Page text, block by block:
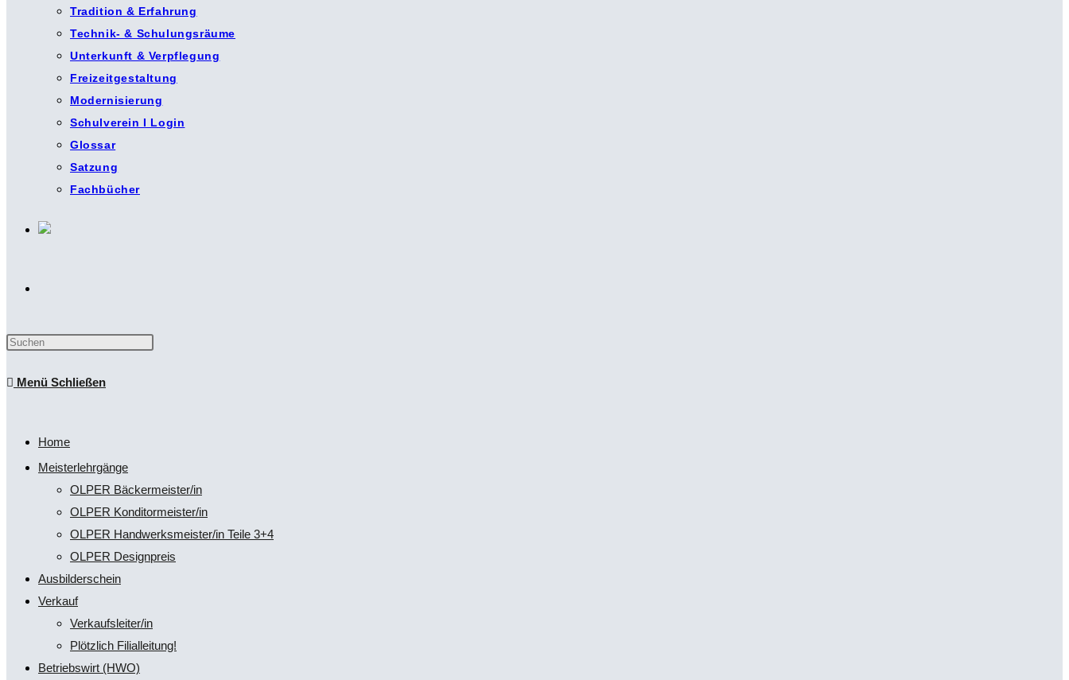
Tradition & Erfahrung
Technik- & Schulungsräume
Unterkunft & Verpflegung
Freizeitgestaltung
Modernisierung
Schulverein I Login
Glossar
Satzung
Fachbücher
Suche
Menü Schließen
Home
Meisterlehrgänge
OLPER Bäckermeister/in
OLPER Konditormeister/in
OLPER Handwerksmeister/in Teile 3+4
OLPER Designpreis
Ausbilderschein
Verkauf
Verkaufsleiter/in
Plötzlich Filialleitung!
Betriebswirt (HWO)